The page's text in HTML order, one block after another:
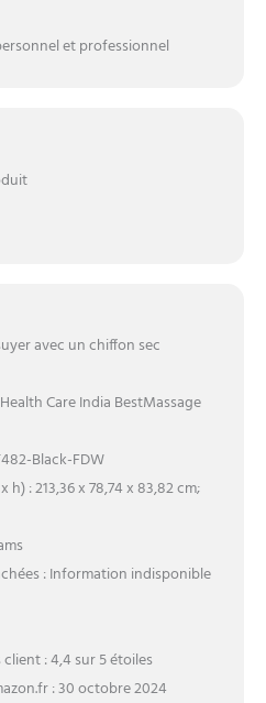
et professionnel
avec un chiffon sec
Care India BestMassage
Black-FDW
: 213,36 x 78,74 x 83,82 cm;
: Information indisponible
: 4,4 sur 5 étoiles
: 30 octobre 2024